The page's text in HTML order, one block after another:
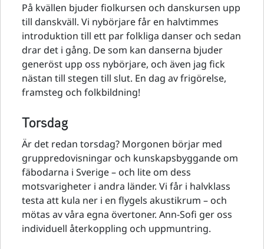
På kvällen bjuder fiolkursen och danskursen upp
till danskväll. Vi nybörjare får en halvtimmes
introduktion till ett par folkliga danser och sedan
drar det i gång. De som kan danserna bjuder
generöst upp oss nybörjare, och även jag fick
nästan till stegen till slut. En dag av frigörelse,
framsteg och folkbildning!
Torsdag
Är det redan torsdag? Morgonen börjar med
gruppredovisningar och kunskapsbyggande om
fäbodarna i Sverige – och lite om dess
motsvarigheter i andra länder. Vi får i halvklass
testa att kula ner i en flygels akustikrum – och
mötas av våra egna övertoner. Ann-Sofi ger oss
individuell återkoppling och uppmuntring.